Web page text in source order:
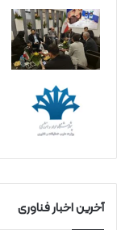
آخرین اخبار فناوری